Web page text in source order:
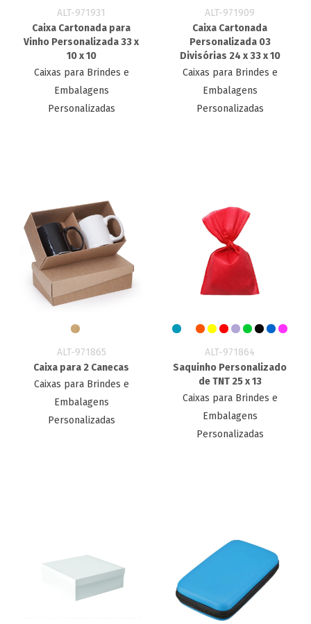
ALT-971931
Caixa Cartonada para
Vinho Personalizada 33 x
10 x 10
Caixas para Brindes e
Embalagens
Personalizadas
ALT-971909
Caixa Cartonada
Personalizada 03
Divisórias 24 x 33 x 10
Caixas para Brindes e
Embalagens
Personalizadas
ALT-971865
Caixa para 2 Canecas
Caixas para Brindes e
Embalagens
Personalizadas
ALT-971864
Saquinho Personalizado
de TNT 25 x 13
Caixas para Brindes e
Embalagens
Personalizadas